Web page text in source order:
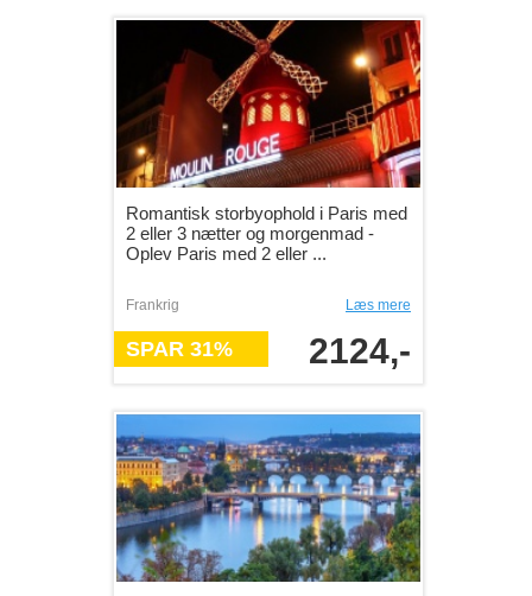
Romantisk storbyophold i Paris med
2 eller 3 nætter og morgenmad -
Oplev Paris med 2 eller ...
Frankrig Læs mere
SPAR 31% 2124,-